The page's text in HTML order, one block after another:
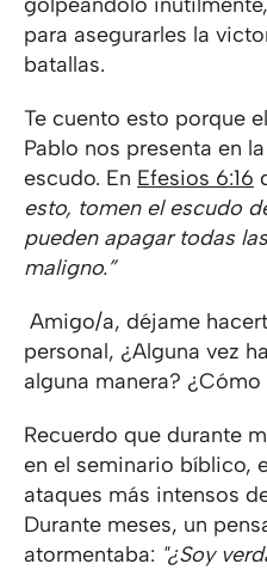
para asegurarles la
batallas.
Te cuento esto porque
Pablo nos presenta en
escudo. En Efesios 6:16
esto, tomen el escudo
pueden apagar todas
maligno.”
Amigo/a, déjame
personal, ¿Alguna vez
alguna manera?
Recuerdo que durante
en el seminario bíblico,
ataques más intensos
Durante meses, un
atormentaba: "¿Soy